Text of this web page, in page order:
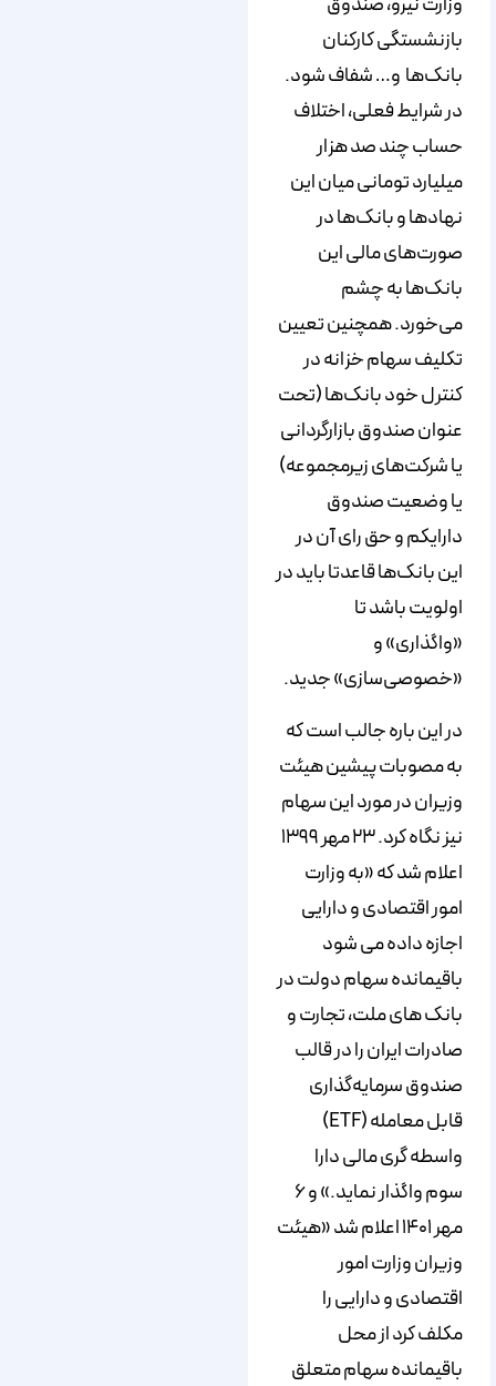
بازنشستگی کارکنان
بانک‌ها و… شفاف شود.
در شرایط فعلی، اختلاف
حساب چند صد هزار
میلیارد تومانی میان این
نهادها و بانک‌ها در
صورت‌های مالی این
بانک‌ها به چشم
می‌خورد. همچنین تعیین
تکلیف سهام خزانه در
کنترل خود بانک‌ها (تحت
عنوان صندوق بازارگردانی
یا شرکت‌های زیرمجموعه)
یا وضعیت صندوق
دارایکم و حق رای آن در
این بانک‌ها قاعدتا باید در
اولویت باشد تا
«واگذاری» و
«خصوصی‌سازی» جدید.
در این باره جالب است که
به مصوبات پیشین هیئت
وزیران در مورد این سهام
نیز نگاه کرد. ۲۳ مهر ۱۳۹۹
اعلام شد که «به وزارت
امور اقتصادی و دارایی
اجازه داده می ‏شود
باقیمانده سهام دولت در
بانک ‏های ملت، تجارت و
صادرات ایران را در قالب
صندوق سرمایه‏‌گذاری
قابل معامله (ETF)
واسطه ‏گری مالی دارا
سوم واگذار نماید.» و ۶
مهر ۱۴۰۱ اعلام شد «هیئت
وزیران وزارت امور
اقتصادی و دارایی را
مکلف کرد از محل
باقیمانده سهام متعلق